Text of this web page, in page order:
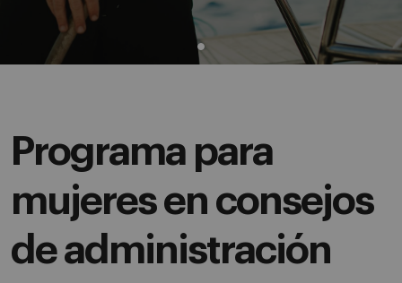
Programa para
mujeres en consejos
de administración